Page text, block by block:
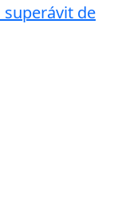
de